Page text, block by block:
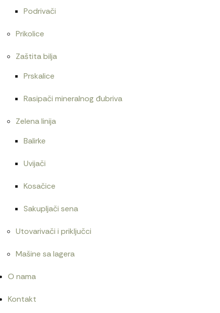
Podrivači
Prikolice
Zaštita bilja
Prskalice
Rasipači mineralnog đubriva
Zelena linija
Balirke
Uvijači
Kosačice
Sakupljači sena
Utovarivači i priključci
Mašine sa lagera
O nama
Kontakt